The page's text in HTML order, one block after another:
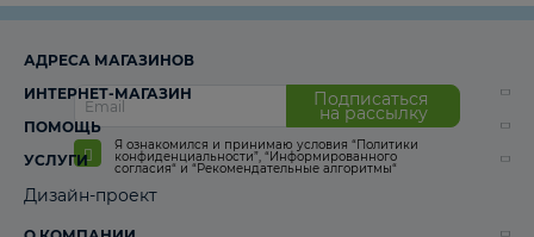
Подписаться
на рассылку
Я ознакомился и принимаю условия “Политики
конфиденциальности”, “Информированного
согласия“ и “Рекомендательные алгоритмы“
АДРЕСА МАГАЗИНОВ
ИНТЕРНЕТ-МАГАЗИН
ПОМОЩЬ
УСЛУГИ
Дизайн-проект